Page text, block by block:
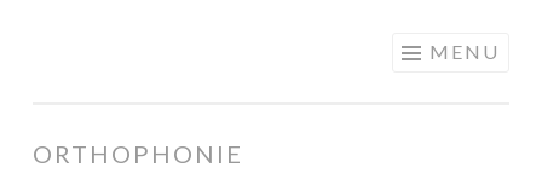
principal
MENU
ORTHOPHONIE